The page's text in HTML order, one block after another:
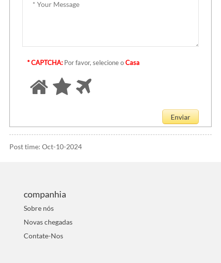
* CAPTCHA: Por favor, selecione oCasa
Post time: Oct-10-2024
companhia
Sobre nós
Novas chegadas
Contate-Nos